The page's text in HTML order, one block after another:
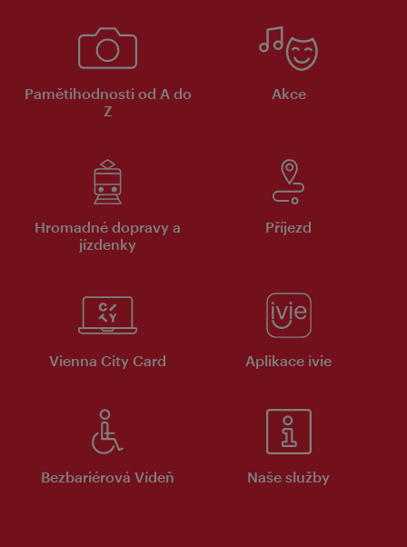
Pamětihodnosti od A do
Z
Akce
Hromadné dopravy a
jízdenky
Příjezd
Vienna City Card Aplikace ivie
Bezbariérová Vídeň Naše služby